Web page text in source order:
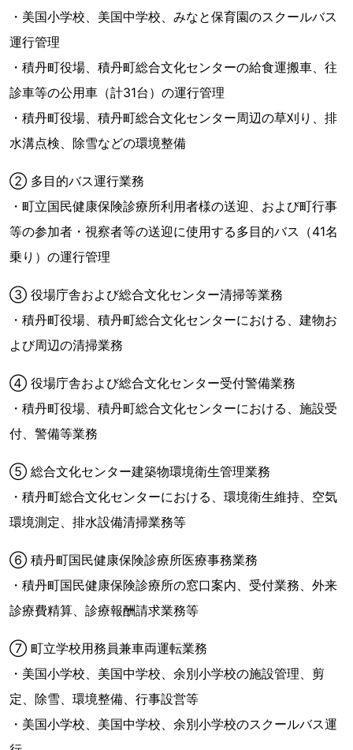
・美国小学校、美国中学校、みなと保育園のスクールバス
運行管理
・積丹町役場、積丹町総合文化センターの給食運搬車、往
診車等の公用車（計31台）の運行管理
・積丹町役場、積丹町総合文化センター周辺の草刈り、排
水溝点検、除雪などの環境整備
② 多目的バス運行業務
・町立国民健康保険診療所利用者様の送迎、および町行事
等の参加者・視察者等の送迎に使用する多目的バス（41名
乗り）の運行管理
③ 役場庁舎および総合文化センター清掃等業務
・積丹町役場、積丹町総合文化センターにおける、建物お
よび周辺の清掃業務
④ 役場庁舎および総合文化センター受付警備業務
・積丹町役場、積丹町総合文化センターにおける、施設受
付、警備等業務
⑤ 総合文化センター建築物環境衛生管理業務
・積丹町総合文化センターにおける、環境衛生維持、空気
環境測定、排水設備清掃業務等
⑥ 積丹町国民健康保険診療所医療事務業務
・積丹町国民健康保険診療所の窓口案内、受付業務、外来
診療費精算、診療報酬請求業務等
⑦ 町立学校用務員兼車両運転業務
・美国小学校、美国中学校、余別小学校の施設管理、剪
定、除雪、環境整備、行事設営等
・美国小学校、美国中学校、余別小学校のスクールバス運